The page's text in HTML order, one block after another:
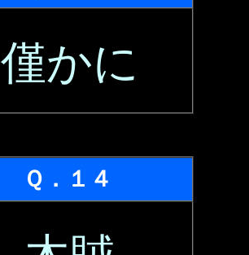
僅かに
Ｑ．１４